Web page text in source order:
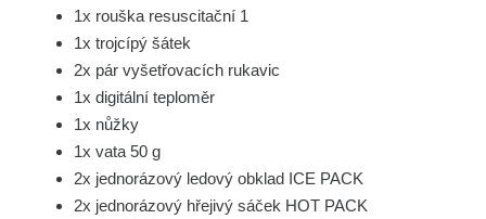
1x rouška resuscitační 1
1x trojcípý šátek
2x pár vyšetřovacích rukavic
1x digitální teploměr
1x nůžky
1x vata 50 g
2x jednorázový ledový obklad ICE PACK
2x jednorázový hřejivý sáček HOT PACK